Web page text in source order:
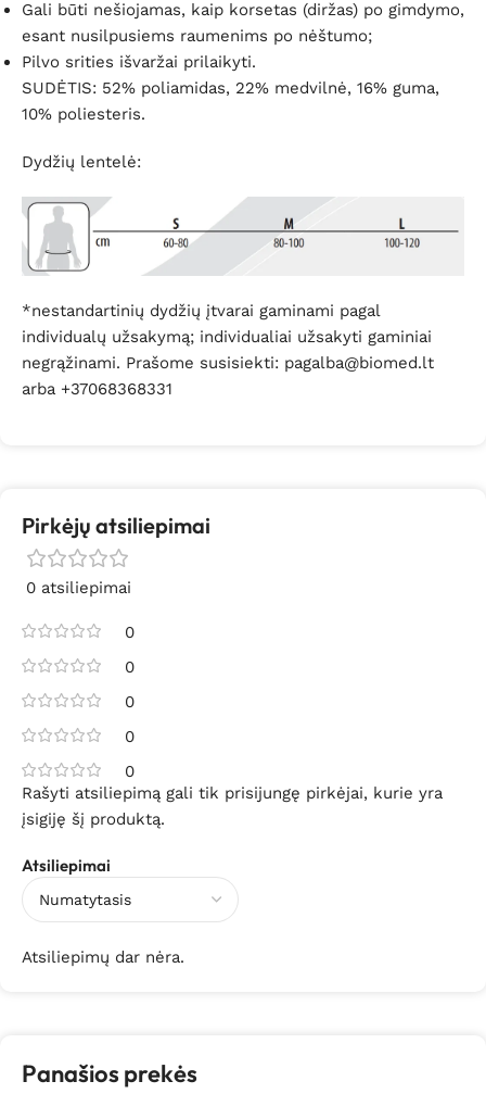
Gali būti nešiojamas, kaip korsetas (diržas) po gimdymo,
esant nusilpusiems raumenims po nėštumo;
Pilvo srities išvaržai prilaikyti.
SUDĖTIS: 52% poliamidas, 22% medvilnė, 16% guma,
10% poliesteris.
Dydžių lentelė:
*nestandartinių dydžių įtvarai gaminami pagal
individualų užsakymą; individualiai užsakyti gaminiai
negrąžinami. Prašome susisiekti: pagalba@biomed.lt
arba +37068368331
Pirkėjų atsiliepimai
0 atsiliepimai
0
0
0
0
0
Atsiliepimai
Atsiliepimų dar nėra.
Rašyti atsiliepimą gali tik prisijungę pirkėjai, kurie yra
įsigiję šį produktą.
Panašios prekės